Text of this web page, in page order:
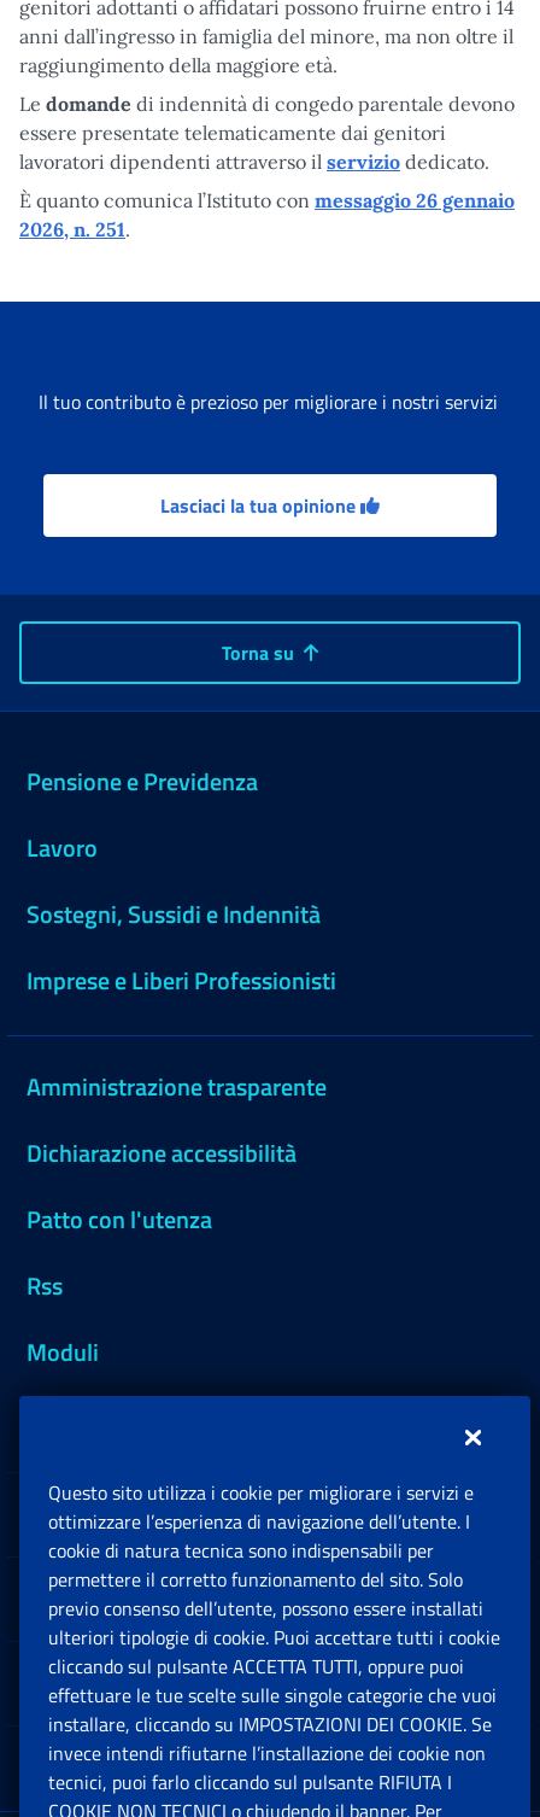
genitori adottanti o affidatari possono fruirne entro i 14
anni dall’ingresso in famiglia del minore, ma non oltre il
raggiungimento della maggiore età.
Le domande di indennità di congedo parentale devono
essere presentate telematicamente dai genitori
lavoratori dipendenti attraverso il servizio dedicato.
È quanto comunica l’Istituto con messaggio 26 gennaio
2026, n. 251.
Il tuo contributo è prezioso per migliorare i nostri servizi
Lasciaci la tua opinione
Torna su
Pensione e Previdenza
Lavoro
Sostegni, Sussidi e Indennità
Imprese e Liberi Professionisti
Amministrazione trasparente
Dichiarazione accessibilità
Patto con l'utenza
Rss
Moduli
Sedi e Contatti
Software
Note Legali
App mobile
Questo sito utilizza i cookie per migliorare i servizi e
ottimizzare l’esperienza di navigazione dell’utente. I
cookie di natura tecnica sono indispensabili per
permettere il corretto funzionamento del sito. Solo
previo consenso dell’utente, possono essere installati
ulteriori tipologie di cookie. Puoi accettare tutti i cookie
cliccando sul pulsante ACCETTA TUTTI, oppure puoi
effettuare le tue scelte sulle singole categorie che vuoi
installare, cliccando su IMPOSTAZIONI DEI COOKIE. Se
invece intendi rifiutarne l’installazione dei cookie non
tecnici, puoi farlo cliccando sul pulsante RIFIUTA I
COOKIE NON TECNICI o chiudendo il banner. Per